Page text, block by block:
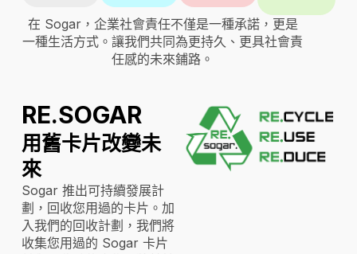
在 Sogar，企業社會責任不僅是一種承諾，更是
一種生活方式。讓我們共同為更持久、更具社會責
任感的未來鋪路。
RE.SOGAR
用舊卡片改變未
來
Sogar 推出可持續發展計
劃，回收您用過的卡片。加
入我們的回收計劃，我們將
收集您用過的 Sogar 卡片